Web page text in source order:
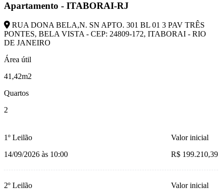
Apartamento - ITABORAI-RJ
RUA DONA BELA,N. SN APTO. 301 BL 01 3 PAV TRÊS
PONTES, BELA VISTA - CEP: 24809-172, ITABORAI - RIO
DE JANEIRO
Área útil
41,42m2
Quartos
2
1º Leilão
14/09/2026 às 10:00
Valor inicial
R$ 199.210,39
2º Leilão
Valor inicial